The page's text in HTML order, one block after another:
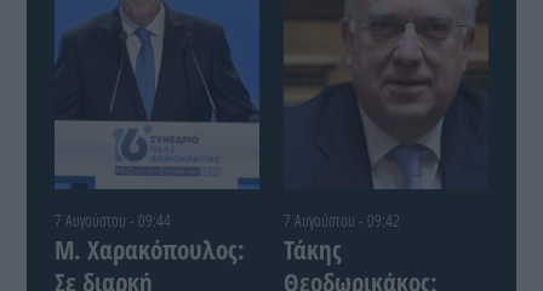
7 Αυγούστου - 09:44
Μ. Χαρακόπουλος:
Σε διαρκή
7 Αυγούστου - 09:42
Τάκης
Θεοδωρικάκος: